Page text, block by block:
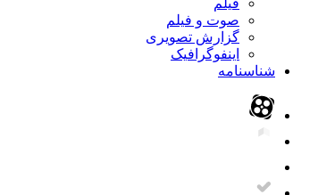
فیلم
صوت و فیلم
گزارش تصویری
اینفوگرافیک
شناسنامه